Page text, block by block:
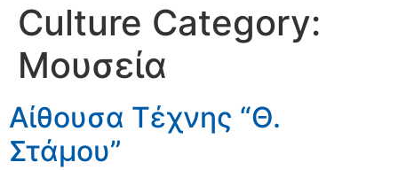
Culture Category:
Μουσεία
Αίθουσα Τέχνης “Θ.
Στάμου”